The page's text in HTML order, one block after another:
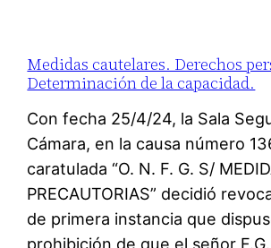
Medidas cautelares. Derechos
Determinación de la capacidad.
Con fecha 25/4/24, la Sala
Cámara, en la causa número
caratulada “O. N. F. G. S/
PRECAUTORIAS” decidió
de primera instancia que
prohibición de que el señor